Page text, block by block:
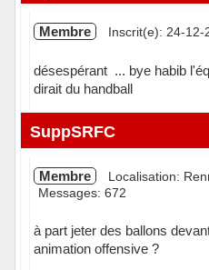
Membre Inscrit(e): 24-12-
désespérant ... bye habib
dirait du handball
Hors ligne
SuppSRFC
Membre Localisation:
Messages: 672
à part jeter des ballons
animation offensive ?